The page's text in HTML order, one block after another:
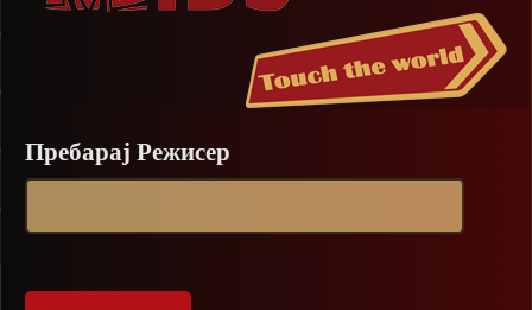
Пребарај Режисер